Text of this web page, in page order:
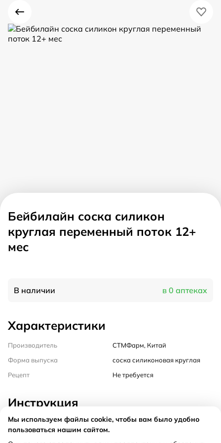
Бейбилайн соска силикон
круглая переменный поток 12+
мес
В наличии в 0 аптеках
Характеристики
Производитель
СТМФарм, Китай
Форма выпуска
соска силиконовая круглая
Рецепт
Не требуется
Инструкция
Состав
Мы используем файлы cookie, чтобы вам было удобно
пользоваться нашим сайтом.